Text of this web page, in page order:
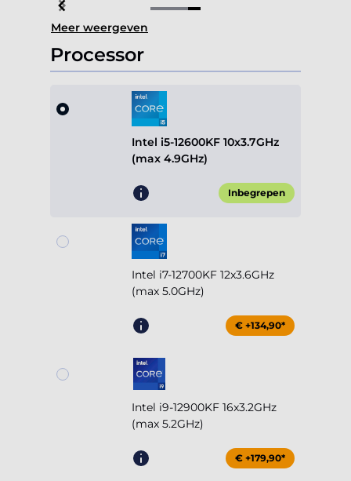
Item
4
of
4
Meer weergeven
Processor
Intel i5-12600KF 10x3.7GHz
(max 4.9GHz)
Inbegrepen
Intel i7-12700KF 12x3.6GHz
(max 5.0GHz)
€ +134,90*
Intel i9-12900KF 16x3.2GHz
(max 5.2GHz)
€ +179,90*